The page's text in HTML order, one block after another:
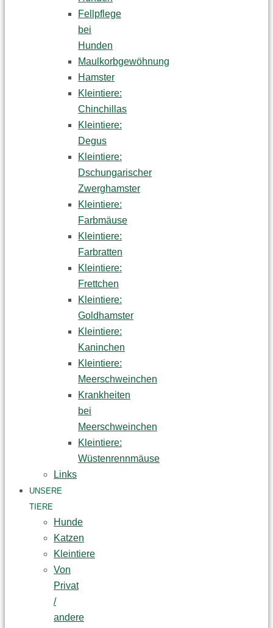
Fellpflege
bei
Hunden
Maulkorbgewöhnung
Hamster
Kleintiere:
Chinchillas
Kleintiere:
Degus
Kleintiere:
Dschungarischer
Zwerghamster
Kleintiere:
Farbmäuse
Kleintiere:
Farbratten
Kleintiere:
Frettchen
Kleintiere:
Goldhamster
Kleintiere:
Kaninchen
Kleintiere:
Meerschweinchen
Krankheiten
bei
Meerschweinchen
Kleintiere:
Wüstenrennmäuse
Links
UNSERE
TIERE
Hunde
Katzen
Kleintiere
Von
Privat
/
andere